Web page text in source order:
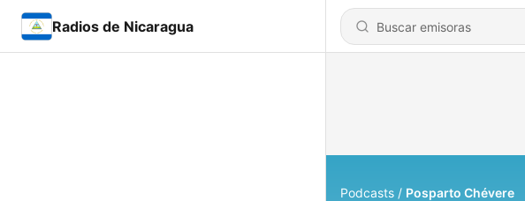
Radios de Nicaragua
Podcasts Posparto Chévere